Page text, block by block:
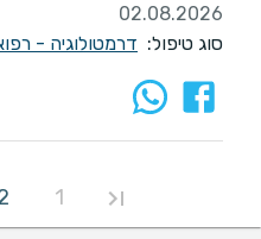
02.08.2026
סוג טיפול: דרמטולוגיה -
1